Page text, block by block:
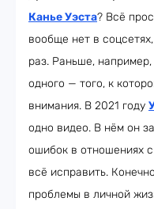
Канье Уэста? Всё
вообще нет в
раз. Раньше, например,
одного — того, к
внимания. В 2021 году
одно видео. В нём он
ошибок в отношениях с
всё исправить.
проблемы в личной